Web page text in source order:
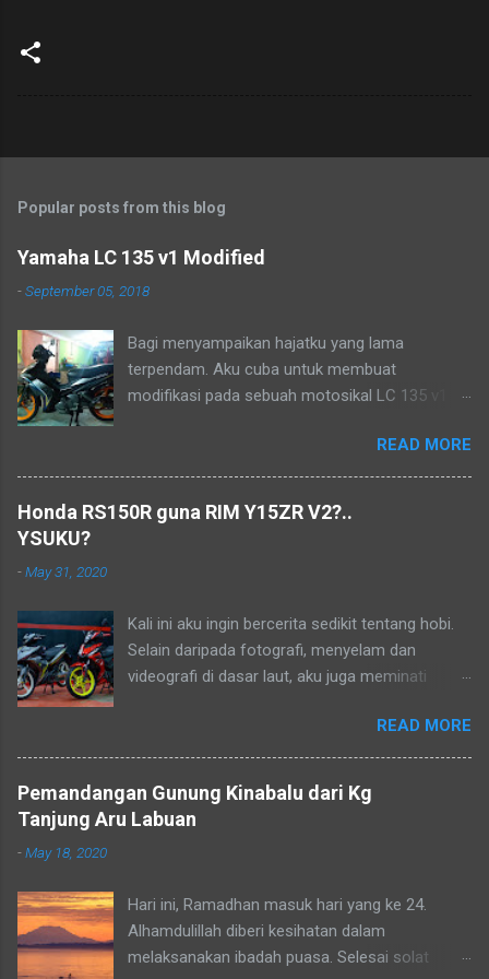
Popular posts from this blog
Yamaha LC 135 v1 Modified
-September 05, 2018
Bagi menyampaikan hajatku yang lama
terpendam. Aku cuba untuk membuat
modifikasi pada sebuah motosikal LC 135 v1
lama ia menjadi lukisan, tetapi tidak mampu
pada masa dahulu. Biarlah ianya menjadi
READ MORE
Honda RS150R guna RIM Y15ZR V2?..
YSUKU?
-May 31, 2020
Kali ini aku ingin bercerita sedikit tentang hobi.
Selain daripada fotografi, menyelam dan
videografi di dasar laut, aku juga meminati
kapcai kerana perjalanan yang sangat jimat dan
membolehkan aku untuk menikmati keindahan
alam dan dikongsikan dengan lensa kamera.
Aku dan kawan-kawan sebenarnya sudah
berkuatkuasa bagi mengekang penularan wabak
COVID-19. Apabila keadaan pulih kelak aku akan
meneruskan rancangan yang telah tergendala.
READ MORE
Pemandangan Gunung Kinabalu dari Kg
Tanjung Aru Labuan
-May 18, 2020
Hari ini, Ramadhan masuk hari yang ke 24.
Alhamdulillah diberi kesihatan dalam
melaksanakan ibadah puasa. Selesai solat